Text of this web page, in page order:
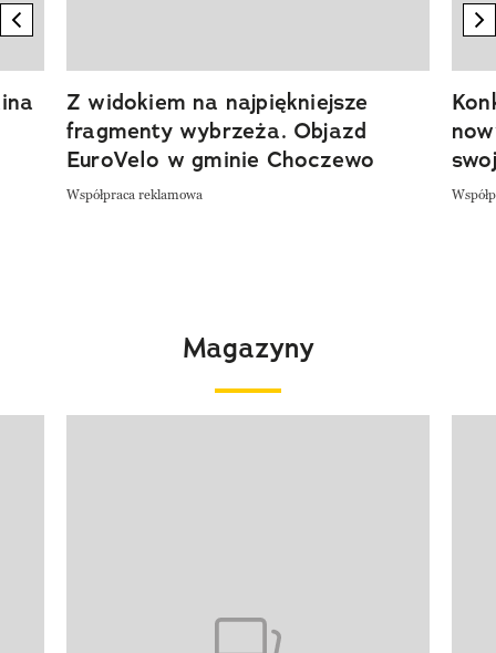
previous element
Z widokiem na najpiękniejsze
fragmenty wybrzeża. Objazd
EuroVelo w gminie Choczewo
Współpraca reklamowa
Magazyny